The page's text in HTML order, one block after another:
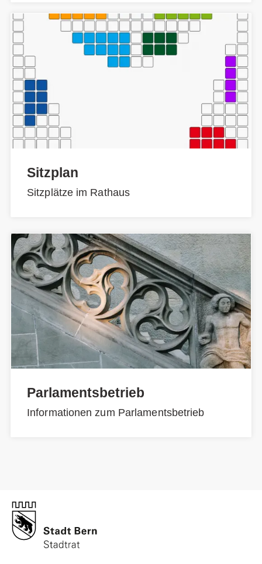
Sitzplan
Sitzplätze im Rathaus
Parlamentsbetrieb
Informationen zum Parlamentsbetrieb